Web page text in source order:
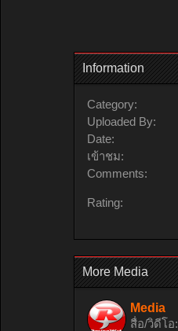
Information
Category:
Uploaded By:
Date:
เข้าชม:
Comments:
Rating:
More Media
Media
สื่อ/วิดีโอ: